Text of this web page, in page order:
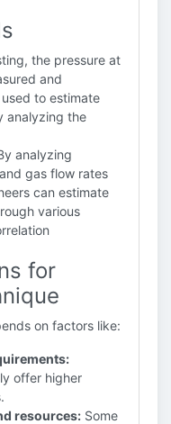
the pressure at
and
to estimate
analyzing the
analyzing
gas flow rates
can estimate
various
for
on factors like:
offer higher
resources: Some